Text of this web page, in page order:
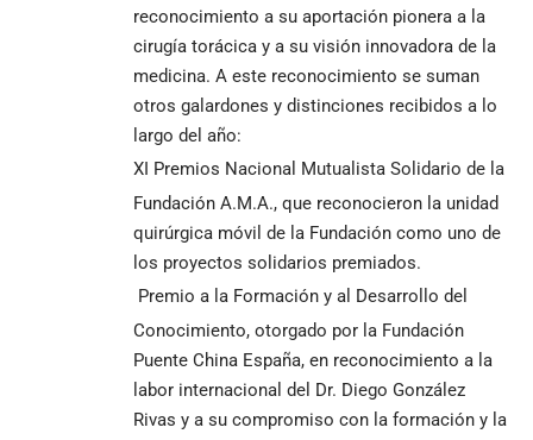
reconocimiento a su aportación pionera a la
cirugía torácica y a su visión innovadora de la
medicina. A este reconocimiento se suman
otros galardones y distinciones recibidos a lo
largo del año:
XI Premios Nacional Mutualista Solidario de la
Fundación A.M.A., que reconocieron la unidad
quirúrgica móvil de la Fundación como uno de
los proyectos solidarios premiados.
Premio a la Formación y al Desarrollo del
Conocimiento, otorgado por la Fundación
Puente China España, en reconocimiento a la
labor internacional del Dr. Diego González
Rivas y a su compromiso con la formación y la